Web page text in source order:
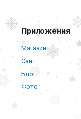
Приложения
Магазин
Сайт
Блог
Фото